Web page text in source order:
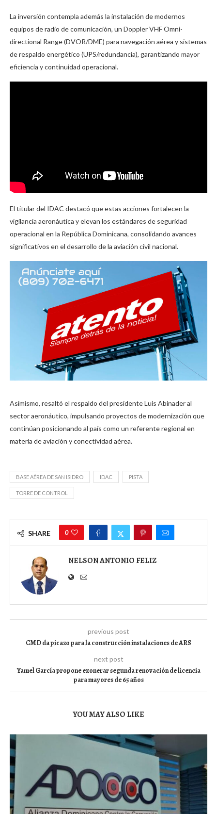
La inversión contempla además la instalación de modernos
equipos de radio de comunicación, un Doppler VHF Omni-
directional Range (DVOR/DME) para navegación aérea y sistemas
de respaldo energético (UPS/redundancia), garantizando mayor
eficiencia y continuidad operacional.
El titular del IDAC destacó que estas acciones fortalecen la
vigilancia aeronáutica y elevan los estándares de seguridad
operacional en la República Dominicana, consolidando avances
significativos en el desarrollo de la aviación civil nacional.
Asimismo, resaltó el respaldo del presidente Luis Abinader al
sector aeronáutico, impulsando proyectos de modernización que
continúan posicionando al país como un referente regional en
materia de aviación y conectividad aérea.
BASE AÉREA DE SAN ISIDRO IDAC PISTA
TORRE DE CONTROL
SHARE 0
NELSON ANTONIO FELIZ
previous post
CMD da picazo para la construcción instalaciones de ARS
next post
Yamel García propone exonerar segunda renovación de licencia
para mayores de 65 años
YOU MAY ALSO LIKE